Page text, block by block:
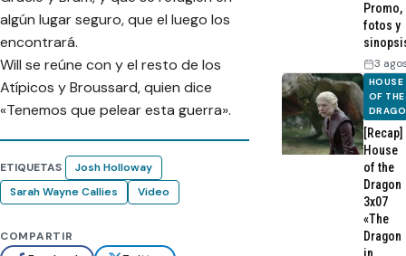
algún lugar seguro, que el luego los
encontrará.
Will se reúne con y el resto de los
Atípicos y Broussard, quien dice
«Tenemos que pelear esta guerra».
ETIQUETAS
Josh Holloway
Sarah Wayne Callies
Video
COMPARTIR
Promo,
fotos y
3
HOUSE
OF THE
[Recap]
House
of the
Dragon
3x07
«The
Dragon